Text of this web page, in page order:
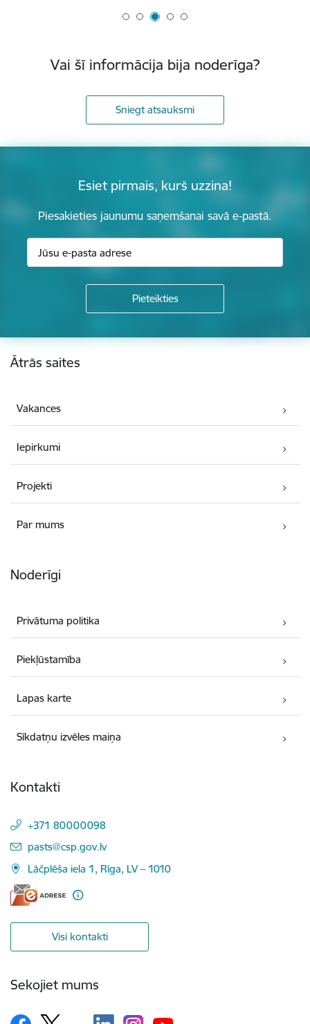
Vai šī informācija bija noderīga?
Sniegt atsauksmi
Esiet pirmais, kurš uzzina!
Piesakieties jaunumu saņemšanai savā e-pastā.
Kājene
Ātrās saites
Vakances
Iepirkumi
Projekti
Par mums
Noderīgi
Privātuma politika
Piekļūstamība
Lapas karte
Sīkdatņu izvēles maiņa
Kontakti
+371 80000098
E-pasts:
pasts@csp.gov.lv
Lāčplēša iela 1, Rīga, LV – 1010
Visi kontakti
Sekojiet mums